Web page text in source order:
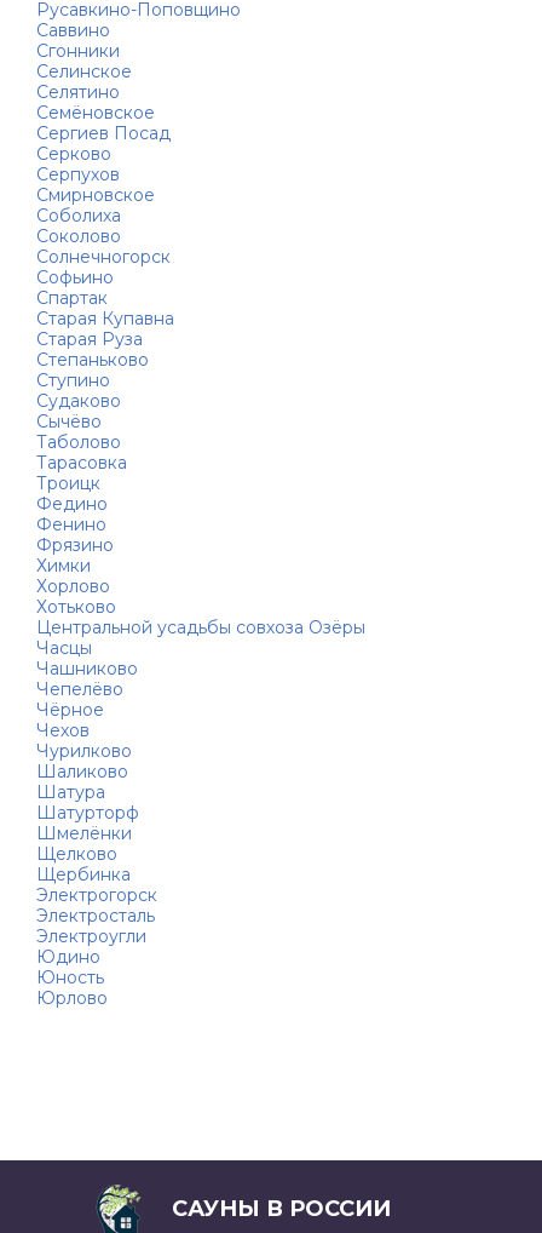
Русавкино-Поповщино
Саввино
Сгонники
Селинское
Селятино
Семёновское
Сергиев Посад
Серково
Серпухов
Смирновское
Соболиха
Соколово
Солнечногорск
Софьино
Спартак
Старая Купавна
Старая Руза
Степаньково
Ступино
Судаково
Сычёво
Таболово
Тарасовка
Троицк
Федино
Фенино
Фрязино
Химки
Хорлово
Хотьково
Центральной усадьбы совхоза Озёры
Часцы
Чашниково
Чепелёво
Чёрное
Чехов
Чурилково
Шаликово
Шатура
Шатурторф
Шмелёнки
Щелково
Щербинка
Электрогорск
Электросталь
Электроугли
Юдино
Юность
Юрлово
САУНЫ В РОССИИ